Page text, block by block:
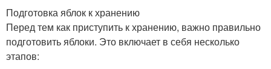
Подготовка яблок к хранению
Перед тем как приступить к хранению, важно правильно
подготовить яблоки. Это включает в себя несколько
этапов: